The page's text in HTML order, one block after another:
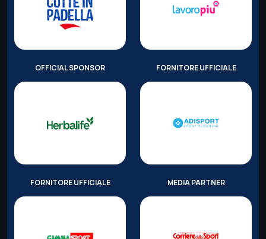
OFFICIAL SPONSOR FORNITORE UFFICIALE
FORNITORE UFFICIALE MEDIA PARTNER